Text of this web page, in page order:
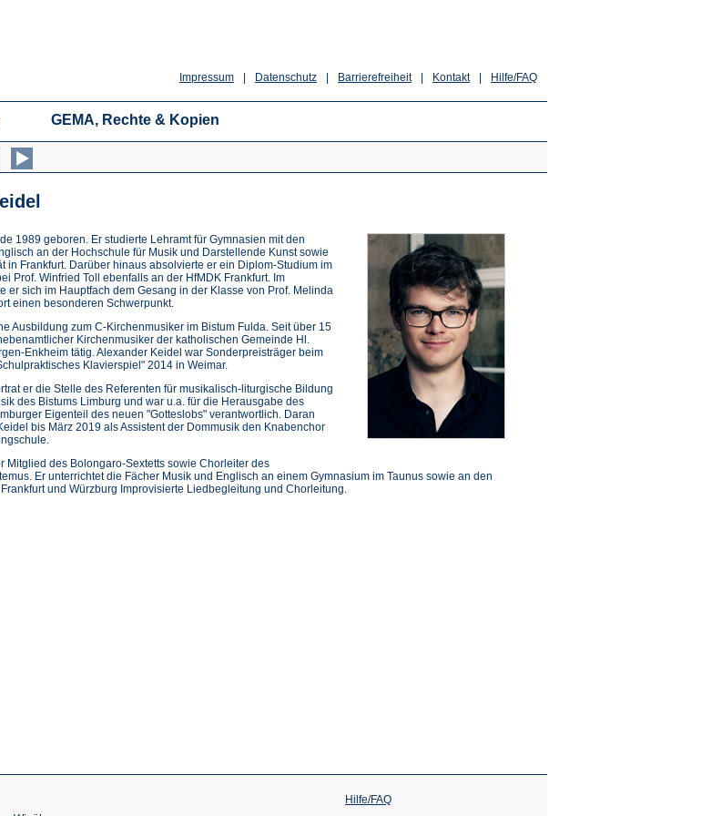
Hilfe/FAQ
Kontakt
Barrierefreiheit
Datenschutz
Impressum
GEMA, Rechte & Kopien
1989 geboren. Er studierte Lehramt für Gymnasien mit den
an der Hochschule für Musik und Darstellende Kunst sowie
in Frankfurt. Darüber hinaus absolvierte er ein Diplom-Studium im
Prof. Winfried Toll ebenfalls an der HfMDK Frankfurt. Im
er sich im Hauptfach dem Gesang in der Klasse von Prof. Melinda
einen besonderen Schwerpunkt.
Ausbildung zum C-Kirchenmusiker im Bistum Fulda. Seit über 15
Kirchenmusiker der katholischen Gemeinde Hl.
Enkheim tätig. Alexander Keidel war Sonderpreisträger beim
Klavierspiel" 2014 in Weimar.
er die Stelle des Referenten für musikalisch-liturgische Bildung
des Bistums Limburg und war u.a. für die Herausgabe des
Eigenteil des neuen "Gotteslobs" verantwortlich. Daran
bis März 2019 als Assistent der Dommusik den Knabenchor
Mitglied des Bolongaro-Sextetts sowie Chorleiter des
Er unterrichtet die Fächer Musik und Englisch an einem Gymnasium im Taunus sowie an den
und Würzburg Improvisierte Liedbegleitung und Chorleitung.
Hilfe/FAQ